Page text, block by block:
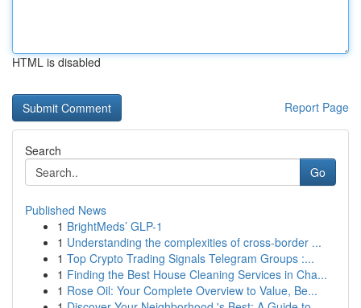
HTML is disabled
Report Page
Search
Go
Published News
1 BrightMeds’ GLP-1
1 Understanding the complexities of cross-border ...
1 Top Crypto Trading Signals Telegram Groups :...
1 Finding the Best House Cleaning Services in Cha...
1 Rose Oil: Your Complete Overview to Value, Be...